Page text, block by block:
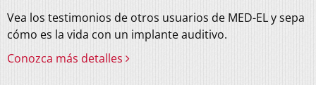
Vea los testimonios de otros usuarios de MED-EL y sepa
cómo es la vida con un implante auditivo.
Conozca más detalles